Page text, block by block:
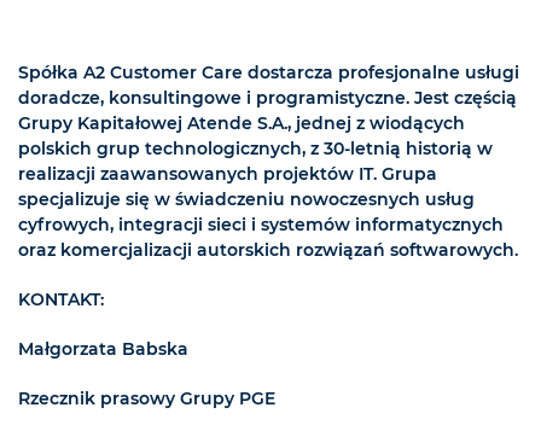
Spółka A2 Customer Care dostarcza profesjonalne usługi
doradcze, konsultingowe i programistyczne. Jest częścią
Grupy Kapitałowej Atende S.A., jednej z wiodących
polskich grup technologicznych, z 30-letnią historią w
realizacji zaawansowanych projektów IT. Grupa
specjalizuje się w świadczeniu nowoczesnych usług
cyfrowych, integracji sieci i systemów informatycznych
oraz komercjalizacji autorskich rozwiązań softwarowych.
KONTAKT:
Małgorzata Babska
Rzecznik prasowy Grupy PGE